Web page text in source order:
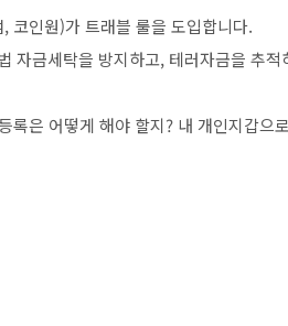
코인원)가 트래블 룰을 도입합니다.
자금세탁을 방지하고, 테러자금을 추적
은 어떻게 해야 할지? 내 개인지갑으